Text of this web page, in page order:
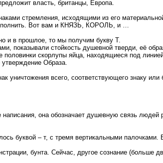
власть, британцы, Европа.
стремления, исходящими из его
Вот вам и КНЯЗЬ, КОРОЛЬ, и …
и в прошлое, то мы получим букву Т.
показывали стойкость душевной тверди, её
половинки скорлупы яйца, находящиеся под
Образа.
всего, соответствующего знаку
она обозначает душевную связь
буквой – т, с тремя вертикальными
бунта. Сейчас, другое сознание (больше